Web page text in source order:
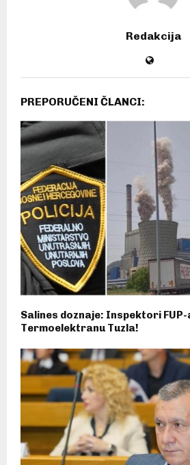
Redakcija
PREPORUČENI ČLANCI:
Salines doznaje: Inspektori FUP-
Termoelektranu Tuzla!